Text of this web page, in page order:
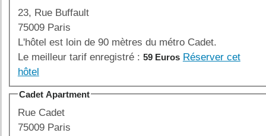
23, Rue Buffault
75009 Paris
L'hôtel est loin de 90 mètres du métro Cadet.
Le meilleur tarif enregistré : 59 Euros Réserver cet
hôtel
Cadet Apartment
Rue Cadet
75009 Paris